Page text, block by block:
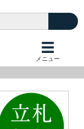
☰
メニュー